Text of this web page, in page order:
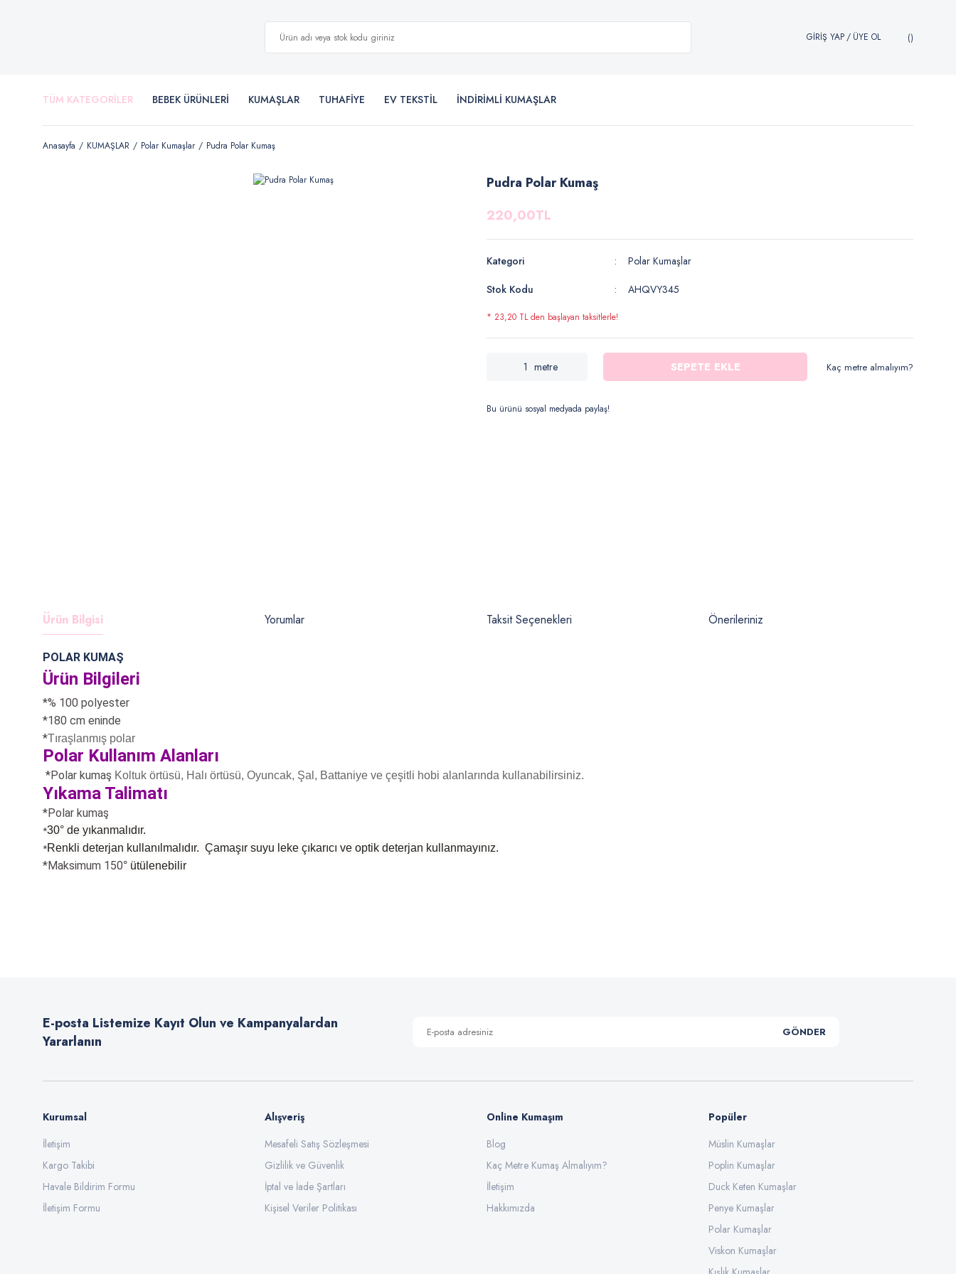
GİRİŞ YAP/ ÜYE OL
TÜM KATEGORİLER BEBEK ÜRÜNLERİ KUMAŞLAR TUHAFİYE EV TEKSTİL İNDİRİMLİ KUMAŞLAR
Anasayfa KUMAŞLAR Polar Kumaşlar Pudra Polar Kumaş
Pudra Polar Kumaş
220,00TL
Kategori
Polar Kumaşlar
Stok Kodu
AHQVY345
* 23,20 TL den başlayan taksitlerle!
metre SEPETE EKLE Kaç metre almalıyım?
Bu ürünü sosyal medyada paylaş!
Ürün Bilgisi Yorumlar Taksit Seçenekleri Önerileriniz
POLAR KUMAŞ
Ürün Bilgileri
*% 100 polyester
*180 cm eninde
*Tıraşlanmış polar
Polar Kullanım Alanları
*Polar kumaş Koltuk örtüsü, Halı örtüsü, Oyuncak, Şal, Battaniye ve çeşitli hobi alanlarında kullanabilirsiniz.
Yıkama Talimatı
*Polar kumaş
*30° de yıkanmalıdır.
*Renkli deterjan kullanılmalıdır. Çamaşır suyu leke çıkarıcı ve optik deterjan kullanmayınız.
*Maksimum 150° ütülenebilir
Ürün bilgilerinde hatalar bulunuyor.
Ürün fiyatı diğer sitelerden daha pahalı.
Gönder
E-posta Listemize Kayıt Olun ve Kampanyalardan
Yararlanın
GÖNDER
Kurumsal
İletişim
Kargo Takibi
Havale Bildirim Formu
İletişim Formu
Alışveriş
Mesafeli Satış Sözleşmesi
Gizlilik ve Güvenlik
İptal ve İade Şartları
Kişisel Veriler Politikası
Online Kumaşım
Blog
Kaç Metre Kumaş Almalıyım?
İletişim
Hakkımızda
Popüler
Müslin Kumaşlar
Poplin Kumaşlar
Duck Keten Kumaşlar
Penye Kumaşlar
Polar Kumaşlar
Viskon Kumaşlar